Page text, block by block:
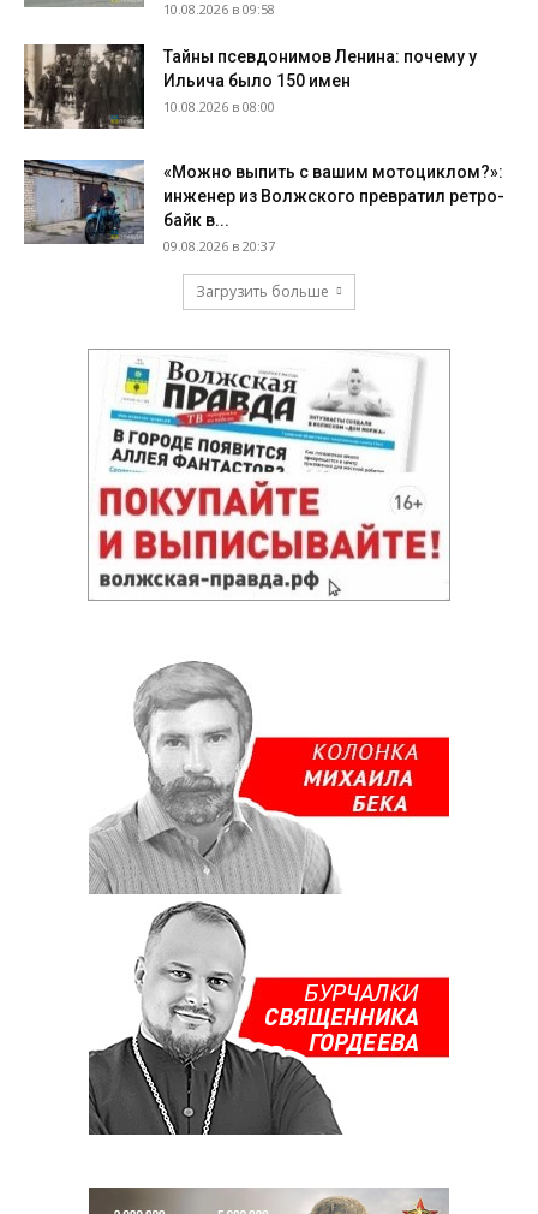
10.08.2026 в 09:58
Тайны псевдонимов Ленина: почему у
Ильича было 150 имен
10.08.2026 в 08:00
«Можно выпить с вашим мотоциклом?»:
инженер из Волжского превратил ретро-
байк в...
09.08.2026 в 20:37
Загрузить больше